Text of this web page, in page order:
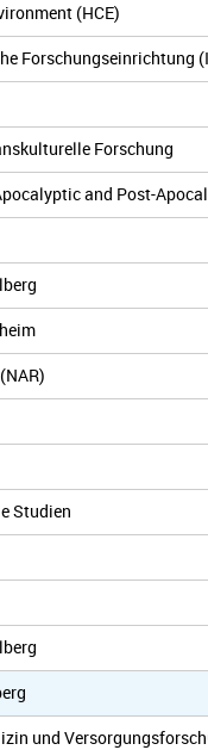
(HCE)
Forschungseinrichtung
Forschung
and Post-
Studien
und